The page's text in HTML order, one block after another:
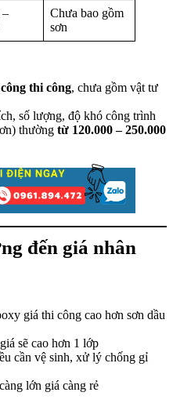
–
Chưa bao gồm
sơn
thi công, chưa gồm vật tư
số lượng, độ khó công trình
thường từ 120.000 – 250.000
đến giá nhân
giá thi công cao hơn sơn dầu
sẽ cao hơn 1 lớp
cần vệ sinh, xử lý chống gỉ
lớn giá càng rẻ